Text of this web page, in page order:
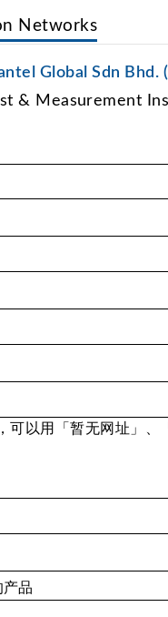
Networks
Global Sdn Bhd.
& Measurement
可以用「暂无网址」、